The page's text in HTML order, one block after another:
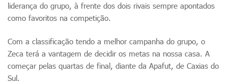
liderança do grupo, à frente dos dois rivais sempre apontados
como favoritos na competição.
Com a classificação tendo a melhor campanha do grupo, o
Zeca terá a vantagem de decidir os metas na nossa casa. A
começar pelas quartas de final, diante da Apafut, de Caxias do
Sul.